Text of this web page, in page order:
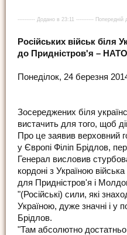
---------- Додано в 23:11 ----------
Російських військ біля
до Придністров'я – НАТО
Понеділок, 24 березня
Зосереджених біля
вистачить для того, щоб
Про це заявив верховний
у Європі Філіп Брідлов,
Генерал висловив
кордоні з Україною
для Придністров'я і
"(Російські) сили, які
Україною, дуже значні і у
Брідлов.
"Там абсолютно достатньо